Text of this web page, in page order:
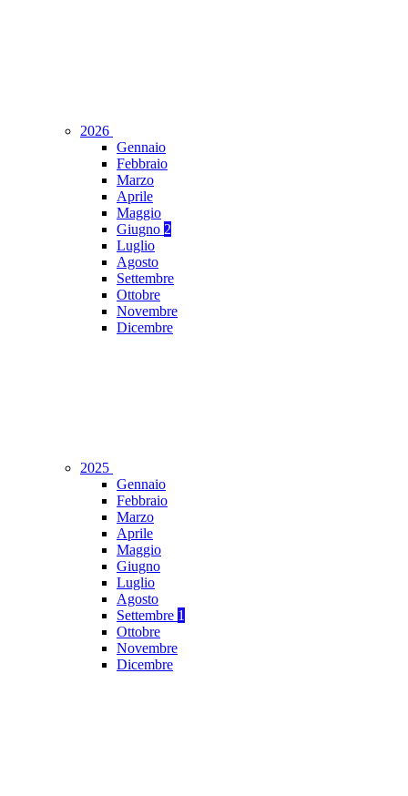
2026
Gennaio
Febbraio
Marzo
Aprile
Maggio
Giugno 2
Luglio
Agosto
Settembre
Ottobre
Novembre
Dicembre
2025
Gennaio
Febbraio
Marzo
Aprile
Maggio
Giugno
Luglio
Agosto
Settembre 1
Ottobre
Novembre
Dicembre